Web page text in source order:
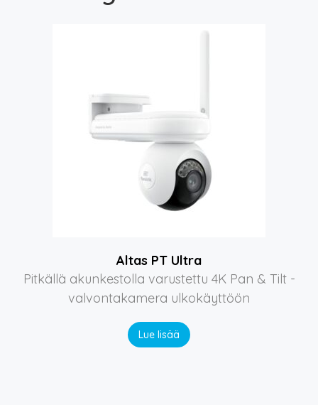
Altas PT Ultra
Pitkällä akunkestolla varustettu 4K Pan & Tilt -
valvontakamera ulkokäyttöön
Lue lisää